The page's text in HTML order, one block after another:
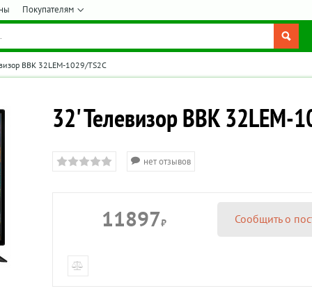
Покупателям
BBK 32LEM-1029/TS2C
32' Телевизор BBK 32LEM-
нет отзывов
11897₽ Сообщить о